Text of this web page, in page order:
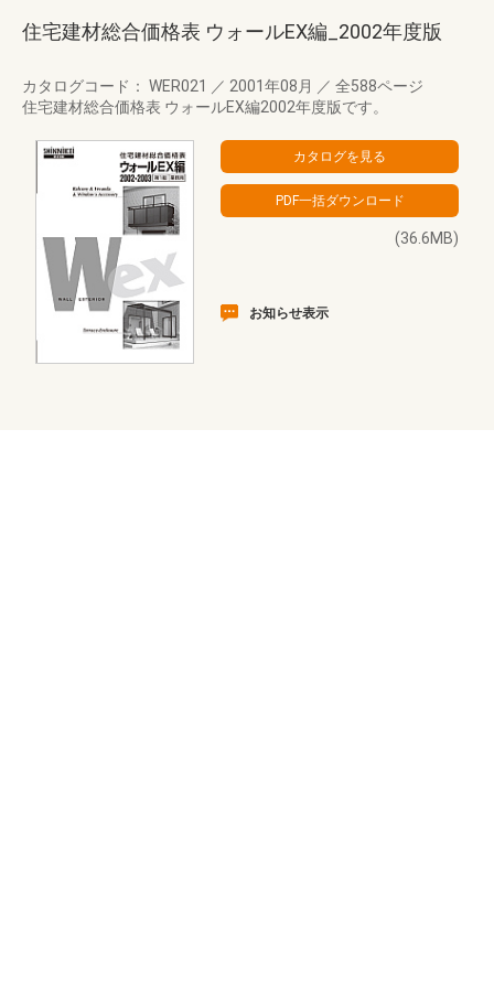
住宅建材総合価格表 ウォールEX編_2002年度版
カタログコード： WER021 ／ 2001年08月 ／ 全588ページ
住宅建材総合価格表 ウォールEX編2002年度版です。
(36.6MB)
お知らせ表示